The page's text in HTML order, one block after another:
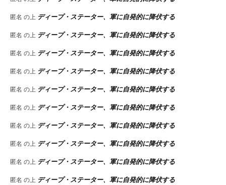
匿名 の上 ディープ・ステーター、軍に自発的に降伏する
匿名 の上 ディープ・ステーター、軍に自発的に降伏する
匿名 の上 ディープ・ステーター、軍に自発的に降伏する
匿名 の上 ディープ・ステーター、軍に自発的に降伏する
匿名 の上 ディープ・ステーター、軍に自発的に降伏する
匿名 の上 ディープ・ステーター、軍に自発的に降伏する
匿名 の上 ディープ・ステーター、軍に自発的に降伏する
匿名 の上 ディープ・ステーター、軍に自発的に降伏する
匿名 の上 ディープ・ステーター、軍に自発的に降伏する
匿名 の上 ディープ・ステーター、軍に自発的に降伏する